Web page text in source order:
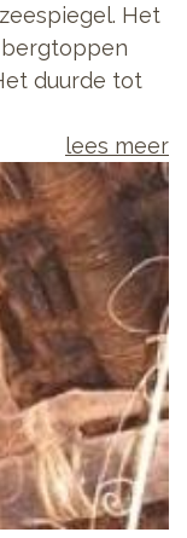
Het
duurde tot
lees meer